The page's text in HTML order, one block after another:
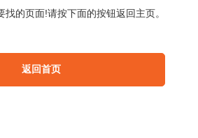
找的页面!请按下面的按钮返回主页。
返回首页